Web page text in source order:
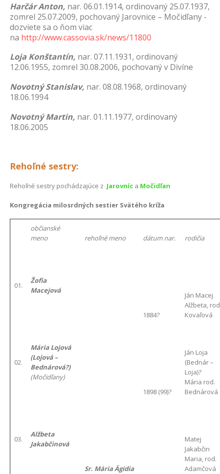
Harčár Anton, nar. 06.01.1914, ordinovaný 25.07.1937,
zomrel 25.07.2009, pochovaný Jarovnice – Močidľany -
dozviete sa o ňom viac
na http://www.cassovia.sk/news/11800
Loja Konštantín, nar. 07.11.1931, ordinovaný
12.06.1955, zomrel 30.08.2006, pochovaný v Divíne
Novotný Stanislav, nar. 08.08.1968, ordinovaný
18.06.1994
Novotný Martin, nar. 01.11.1977, ordinovaný
18.06.2005
Rehoľné sestry:
Rehoľné sestry pochádzajúce z Jarovníc a Močidľan
Kongregácia milosrdných sestier Svätého kríža
občianské
meno
rehoľné meno dátum nar. rodičia
01.
Žofia
Macejová
1884?
Ján Macej
Alžbeta,
Kovaľová
02.
Mária Lojová
(Lojová –
Bednárová?)
(Močidľany)
1898 (99)?
Ján Loja
(Bednár –
Loja)?
Mária rod.
Bednárová
03.
Alžbeta
Jakabčinová
Sr. Mária Ägidia
Matej
Jakabčin
Maria, rod.
Adamčová